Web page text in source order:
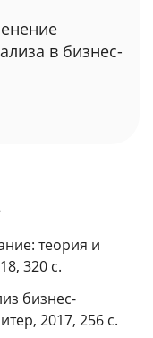
в бизнес-
теория и
320 с.
бизнес-
2017, 256 с.